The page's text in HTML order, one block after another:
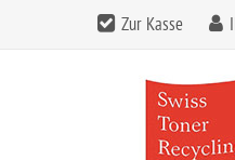
Zur Kasse